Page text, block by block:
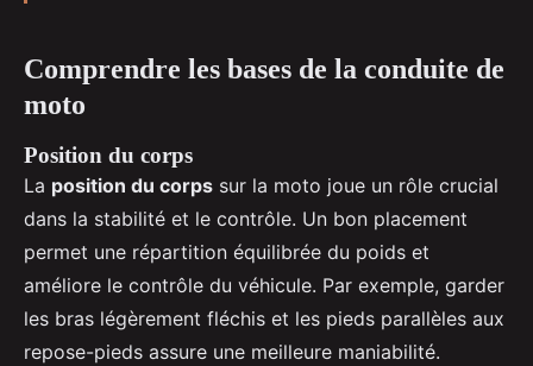
Comprendre les bases de la conduite de
moto
Position du corps
La position du corps sur la moto joue un rôle crucial
dans la stabilité et le contrôle. Un bon placement
permet une répartition équilibrée du poids et
améliore le contrôle du véhicule. Par exemple, garder
les bras légèrement fléchis et les pieds parallèles aux
repose-pieds assure une meilleure maniabilité.